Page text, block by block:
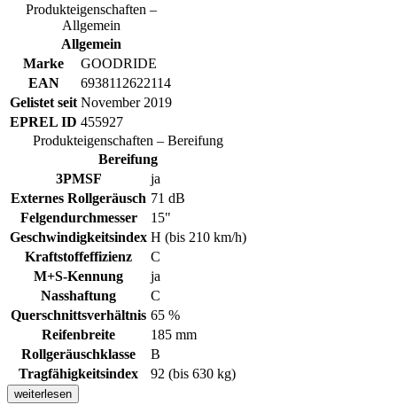
Produkteigenschaften –
Allgemein
Allgemein
Marke
GOODRIDE
EAN
6938112622114
Gelistet seit November 2019
EPREL ID 455927
Produkteigenschaften – Bereifung
Bereifung
3PMSF
ja
Externes Rollgeräusch 71 dB
Felgendurchmesser
15"
Geschwindigkeitsindex H (bis 210 km/h)
Kraftstoffeffizienz
C
M+S-Kennung
ja
Nasshaftung
C
Querschnittsverhältnis 65 %
Reifenbreite
185 mm
Rollgeräuschklasse
B
Tragfähigkeitsindex
92 (bis 630 kg)
weiterlesen